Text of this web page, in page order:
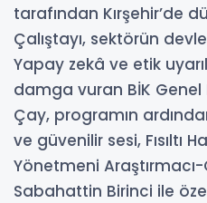
tarafından Kırşehir’de
Çalıştayı, sektörün
Yapay zekâ ve etik
damga vuran BİK
Çay, programın
ve güvenilir sesi, Fısıltı
Yönetmeni
Sabahattin Birinci ile